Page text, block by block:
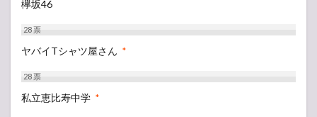
欅坂46
28票
ヤバイTシャツ屋さん *
28票
私立恵比寿中学 *